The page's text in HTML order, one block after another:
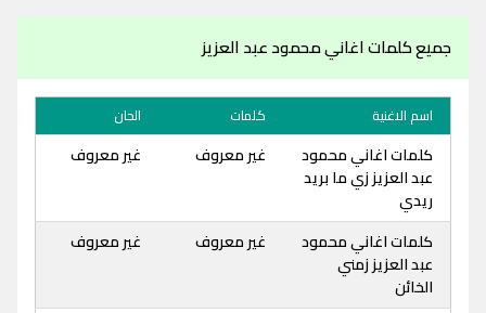
جميع كلمات اغاني محمود عبد العزيز
اسم الاغنية كلمات الحان
كلمات اغاني محمود
عبد العزيز زي ما بريد
ريدي
غير معروف غير معروف
كلمات اغاني محمود
عبد العزيز زمني
الخائن
غير معروف غير معروف